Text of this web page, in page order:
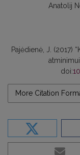
Anatolij
Pajėdienė, J. (2017)
doi:
More Citation